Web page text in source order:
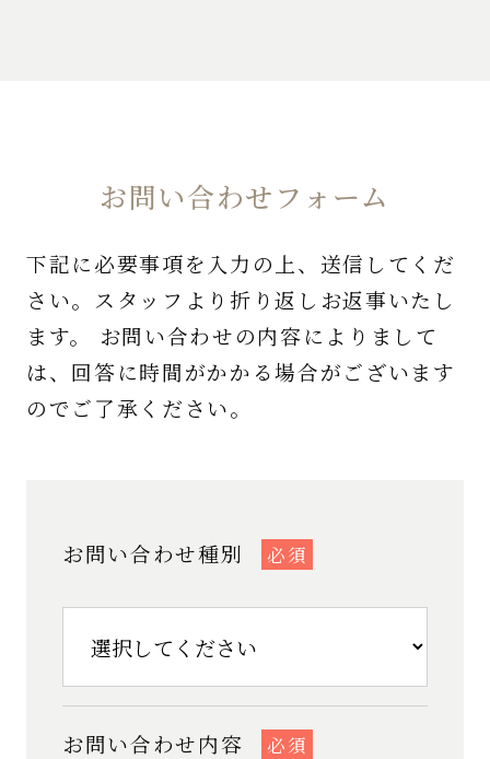
お問い合わせフォーム
下記に必要事項を入力の上、送信してくだ
さい。スタッフより折り返しお返事いたし
ます。 お問い合わせの内容によりまして
は、回答に時間がかかる場合がございます
のでご了承ください。
お問い合わせ種別 必須
お問い合わせ内容 必須